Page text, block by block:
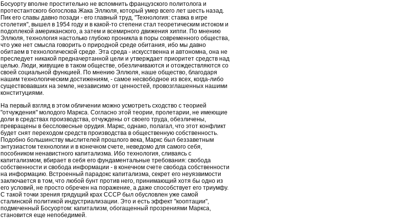
Босуорту вполне простительно не вспомнить французского политолога и
протестантского богослова Жака Эллюля, который умер всего лет шесть назад.
Пик его славы давно позади - его главный труд, "Технология: ставка в игре
столетия", вышел в 1954 году и в какой-то степени стал теоретическим истоком и
подоплекой американского, а затем и всемирного движения хиппи. По мнению
Эллюля, технология настолько глубоко проникла в поры современного общества,
что уже нет смысла говорить о природной среде обитания, ибо мы давно
обитаем в технологической среде. Эта среда - искусственна и автономна, она не
преследует никакой предначертанной цели и утверждает приоритет средств над
целью. Люди, живущие в таком обществе, обезличиваются и отождествляются со
своей социальной функцией. По мнению Эллюля, наше общество, благодаря
нашим технологическим достижениям, - самое несвободное из всех, когда-либо
существовавших на земле, независимо от ценностей, провозглашенных нашими
конституциями.
На первый взгляд в этом обличении можно усмотреть сходство с теорией
"отчуждения" молодого Маркса. Согласно этой теории, пролетарии, не имеющие
доли в средствах производства, отчуждены от своего труда, обезличены,
превращены в бессловесные орудия. Маркс, однако, полагал, что этот конфликт
будет снят переходом средств производства в общественную собственность.
Подобно большинству мыслителей прошлого века, Маркс был беззаветным
энтузиастом технологии и в конечном счете, неведомо для самого себя,
пособником ненавистного капитализма. Ибо технология, сливаясь с
капитализмом, вбирает в себя его фундаментальные требования: свобода
собственности и свобода информации - в конечном счете свобода собственности
на информацию. Встроенный парадокс капитализма, секрет его неуязвимости
заключается в том, что любой бунт против него, принимающий хотя бы одно из
его условий, не просто обречен на поражение, а даже способствует его триумфу.
С такой точки зрения грядущий крах СССР был обусловлен уже самой
сталинской политикой индустриализации. Это и есть эффект "кооптации",
подмеченный Босуортом: капитализм, обогащенный прозрениями Маркса,
становится еще непобедимей.